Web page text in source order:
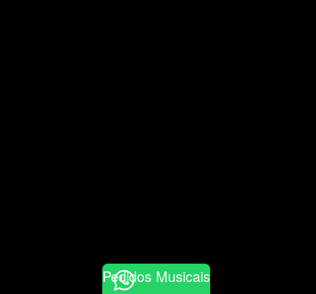
Pedidos Musicais